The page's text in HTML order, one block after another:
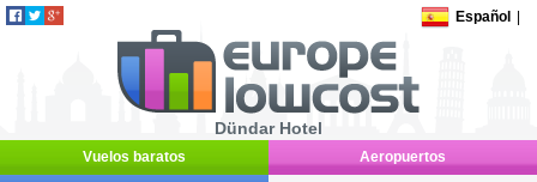
Español
Dündar Hotel
Vuelos baratos Aeropuertos